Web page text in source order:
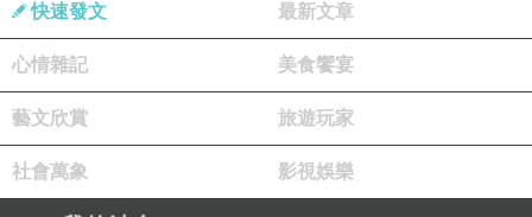
快速發文 最新文章
心情雜記 美食饗宴
藝文欣賞 旅遊玩家
社會萬象 影視娛樂